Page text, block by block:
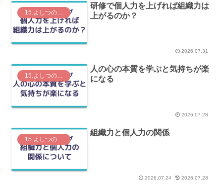
15.よしつの思考ログ
研修で個人力を上げれば組織力は
上がるのか？
2026.07.31
15.よしつの思考ログ
人の心の本質を学ぶと気持ちが楽
になる
2026.07.28
15.よしつの思考ログ
組織力と個人力の関係
2026.07.24 2026.07.28